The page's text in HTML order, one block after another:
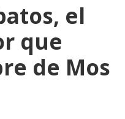
el
que
de Mos